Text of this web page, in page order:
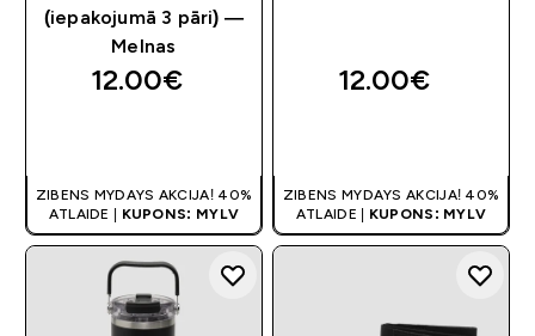
(iepakojumā 3 pāri) —
Melnas
12.00€‎
ZIBENS MYDAYS AKCIJA! 40%
ATLAIDE | KUPONS: MYLV
12.00€‎
ZIBENS MYDAYS AKCIJA! 40%
ATLAIDE | KUPONS: MYLV